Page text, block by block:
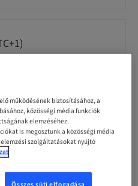
érvényben)
működésének biztosításához, a
közösségi média funkciók
elemzéséhez.
is megosztunk a közösségi média
szolgáltatásokat nyújtó